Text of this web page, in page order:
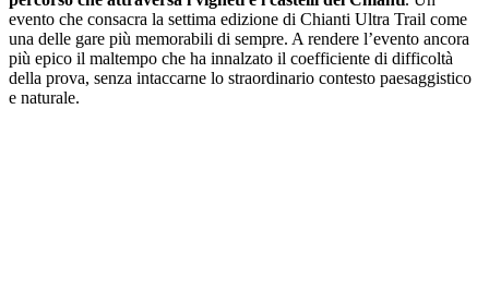
evento che consacra la settima edizione di Chianti Ultra Trail come
una delle gare più memorabili di sempre. A rendere l’evento ancora
più epico il maltempo che ha innalzato il coefficiente di difficoltà
della prova, senza intaccarne lo straordinario contesto paesaggistico
e naturale.